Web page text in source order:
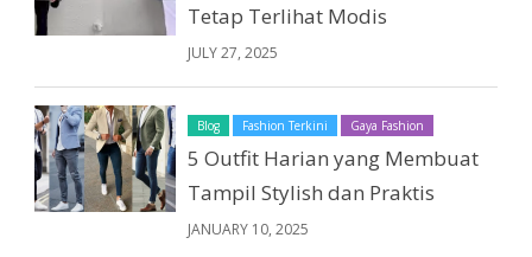
Tetap Terlihat Modis
JULY 27, 2025
Blog Fashion Terkini Gaya Fashion
5 Outfit Harian yang Membuat
Tampil Stylish dan Praktis
JANUARY 10, 2025